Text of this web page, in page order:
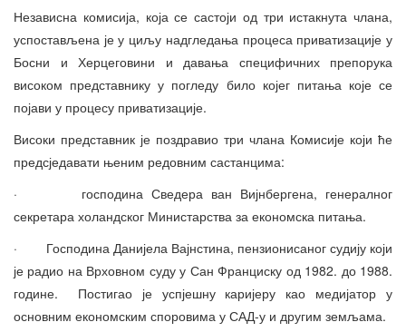
Независна комисија, која се састоји од три истакнута члана,
успостављена је у циљу надгледања процеса приватизације у
Босни и Херцеговини и давања специфичних препорука
високом представнику у погледу било којег питања које се
појави у процесу приватизације.
Високи представник је поздравио три члана Комисије који ће
предсједавати њеним редовним састанцима:
· господина Сведера ван Вијнбергена, генералног
секретара холандског Министарства за економска питања.
· Господина Данијела Вајнстина, пензионисаног судију који
је радио на Врховном суду у Сан Франциску од 1982. до 1988.
године. Постигао је успјешну каријеру као медијатор у
основним економским споровима у САД-у и другим земљама.